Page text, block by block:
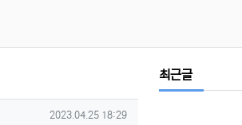
작성일
2023.04.25 18:29
최근글